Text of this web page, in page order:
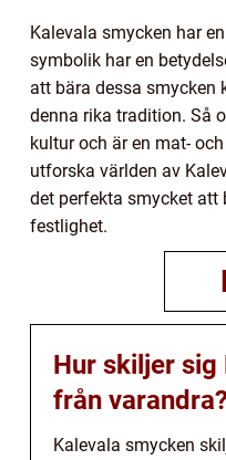
Kalevala smycken har
symbolik har en
att bära dessa smycken
denna rika tradition. Så
kultur och är en mat-
utforska världen av
det perfekta smycket att
festlighet.
Hur skiljer sig
från varandra?
Kalevala smycken